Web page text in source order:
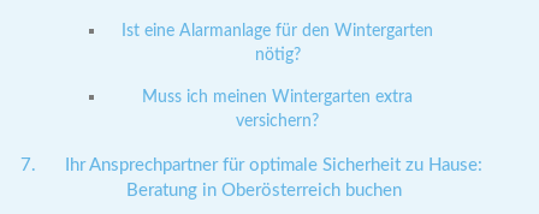
Ist eine Alarmanlage für den Wintergarten
nötig?
Muss ich meinen Wintergarten extra
versichern?
Ihr Ansprechpartner für optimale Sicherheit zu Hause:
Beratung in Oberösterreich buchen